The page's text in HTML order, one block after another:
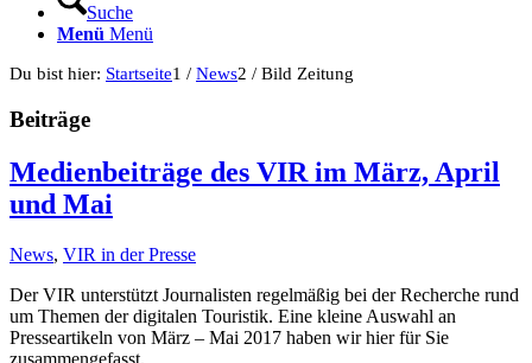
Suche
Menü Menü
Du bist hier: Startseite1 / News2 / Bild Zeitung
Beiträge
Medienbeiträge des VIR im März, April
und Mai
News, VIR in der Presse
Der VIR unterstützt Journalisten regelmäßig bei der Recherche rund
um Themen der digitalen Touristik. Eine kleine Auswahl an
Presseartikeln von März – Mai 2017 haben wir hier für Sie
zusammengefasst.